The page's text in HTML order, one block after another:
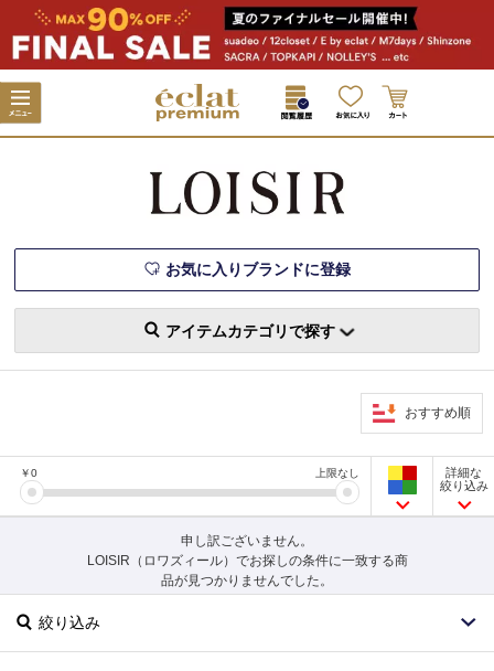
お気に入りブランドに登録
アイテムカテゴリで探す
おすすめ順
￥0 上限なし
詳細な
絞り込み
申し訳ございません。
LOISIR（ロワズィール）でお探しの条件に一致する商
品が見つかりませんでした。
絞り込み